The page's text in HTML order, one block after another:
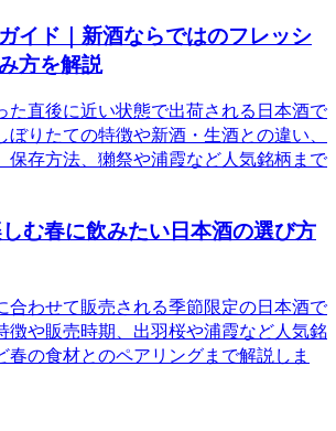
イド｜新酒ならではのフレッシ
方を解説
た直後に近い状態で出荷される日本酒で
りたての特徴や新酒・生酒との違い、
保存方法、獺祭や浦霞など人気銘柄まで
む春に飲みたい日本酒の選び方
合わせて販売される季節限定の日本酒で
徴や販売時期、出羽桜や浦霞など人気銘
春の食材とのペアリングまで解説しま